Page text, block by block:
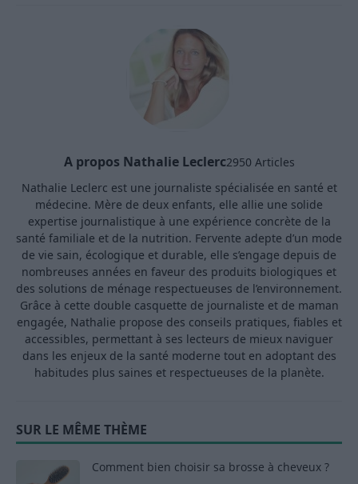
A propos Nathalie Leclerc2950 Articles
Nathalie Leclerc est une journaliste spécialisée en santé et
médecine. Mère de deux enfants, elle allie une solide
expertise journalistique à une expérience concrète de la
santé familiale et de la nutrition. Fervente adepte d’un mode
de vie sain, écologique et durable, elle s’engage depuis de
nombreuses années en faveur des produits biologiques et
des solutions de ménage respectueuses de l’environnement.
Grâce à cette double casquette de journaliste et de maman
engagée, Nathalie propose des conseils pratiques, fiables et
accessibles, permettant à ses lecteurs de mieux naviguer
dans les enjeux de la santé moderne tout en adoptant des
habitudes plus saines et respectueuses de la planète.
SUR LE MÊME THÈME
Comment bien choisir sa brosse à cheveux ?